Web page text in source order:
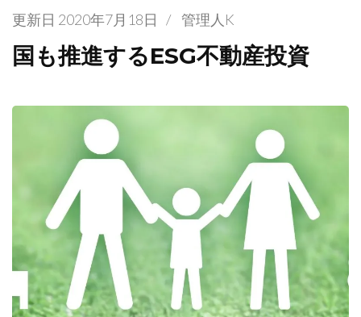
更新日 2020年7月18日 / 管理人K
国も推進するESG不動産投資